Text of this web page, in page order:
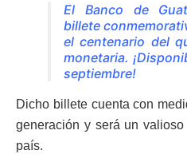
El Banco de
billete
el centenario del
monetaria.
septiembre!
Dicho billete cuenta con
generación y será un
país.